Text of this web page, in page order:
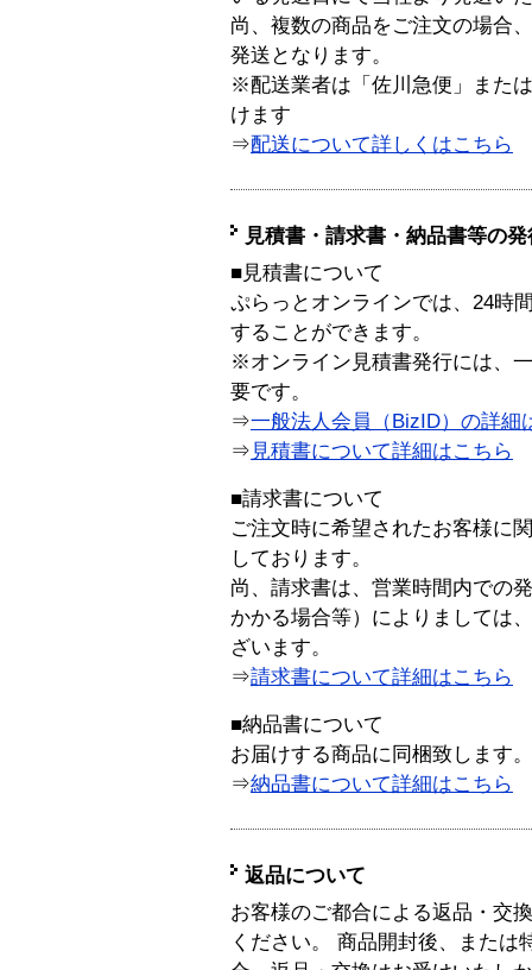
尚、複数の商品をご注文の場合
発送となります。
※配送業者は「佐川急便」また
けます
⇒配送について詳しくはこちら
見積書・請求書・納品書等の
■見積書について
ぷらっとオンラインでは、24時
することができます。
※オンライン見積書発行には、
要です。
⇒一般法人会員（BizID）の詳細
⇒ 見積書について詳細はこちら
■請求書について
ご注文時に希望されたお客様に
しております。
尚、請求書は、営業時間内での
かかる場合等）によりましては
ざいます。
⇒請求書について詳細はこちら
■納品書について
お届けする商品に同梱致します。
⇒納品書について詳細はこちら
返品について
お客様のご都合による返品・交
ください。 商品開封後、または